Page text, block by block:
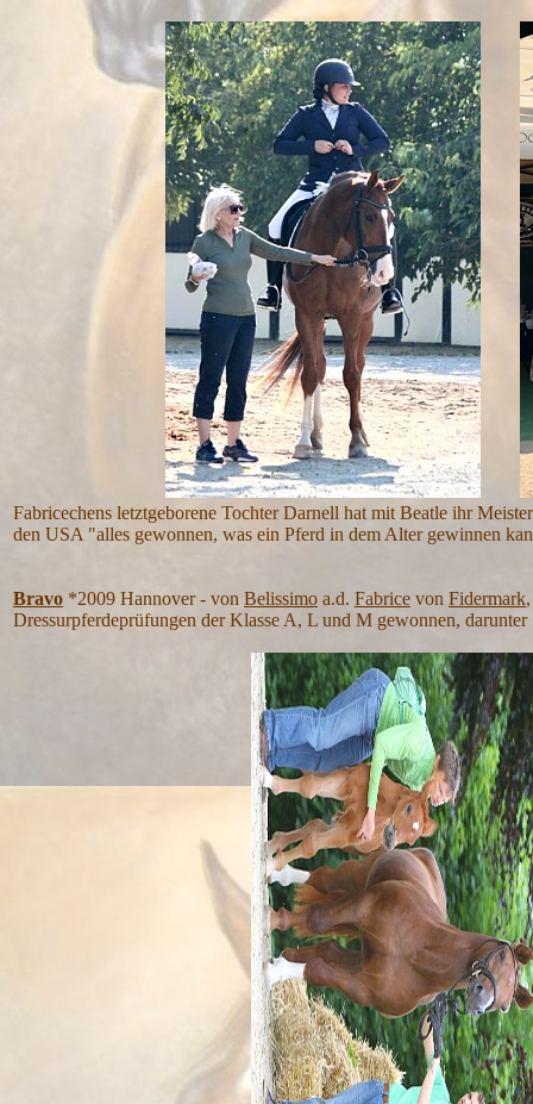
Fabricechens letztgeborene Tochter Darnell hat mit Beatle ihr
den USA "alles gewonnen, was ein Pferd in dem Alter gewinnen
Bravo *2009 Hannover - von Belissimo a.d. Fabrice von Fidermark
Dressurpferdeprüfungen der Klasse A, L und M gewonnen,